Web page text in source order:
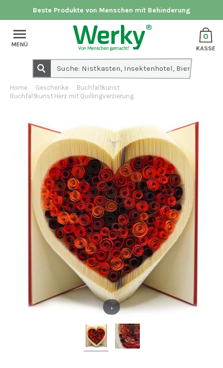
Beste Produkte von Menschen mit Behinderung
0
KASSE
MENÜ
Home Geschenke
Buchfaltkunst
Buchfaltkunst Herz mit Quillingverzierung
+